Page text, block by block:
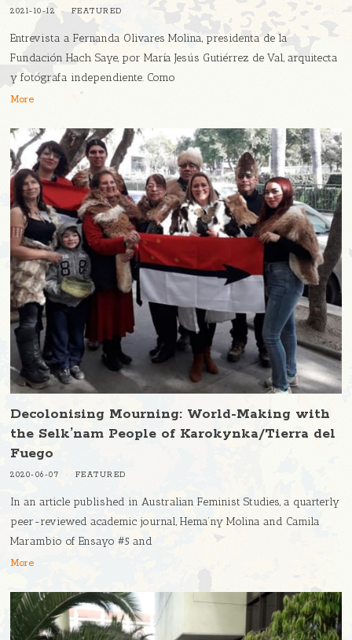
2021-10-12 FEATURED
Entrevista a Fernanda Olivares Molina, presidenta de la
Fundación Hach Saye, por María Jesús Gutiérrez de Val, arquitecta
y fotógrafa independiente. Como
More
Decolonising Mourning: World-Making with
the Selk’nam People of Karokynka/Tierra del
Fuego
2020-06-07 FEATURED
In an article published in Australian Feminist Studies, a quarterly
peer-reviewed academic journal, Hema’ny Molina and Camila
Marambio of Ensayo #5 and
More